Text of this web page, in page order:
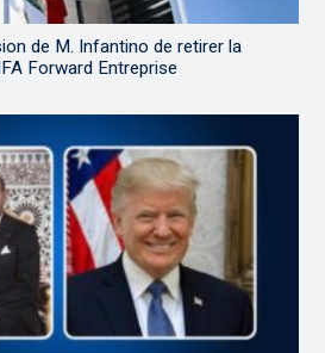
de M. Infantino de retirer la
Forward Entreprise